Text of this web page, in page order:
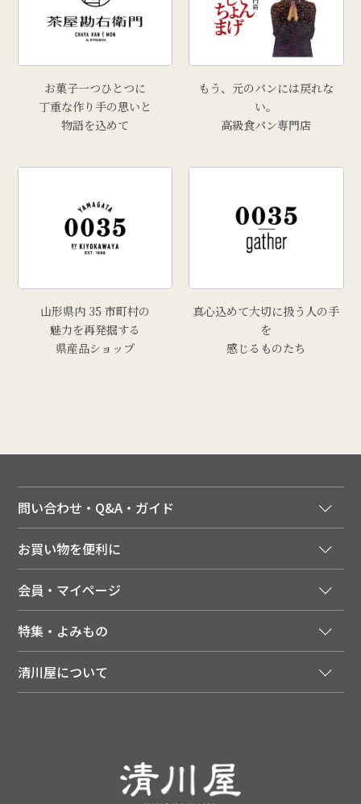
お菓子一つひとつに
丁重な作り手の思いと
物語を込めて
もう、元のパンには戻れな
い。
高級食パン専門店
山形県内 35 市町村の
魅力を再発掘する
県産品ショップ
真心込めて大切に扱う人の手
を
感じるものたち
問い合わせ・Q&A・ガイド
ご利用ガイド
領収書について
送料について
配達日について
返品について
よくあるご質問（FAQ）
あんしんの品質保証について（産直品）
お買い物を便利に
季節のカタログを無料でお届け
店舗・ECポイント共通アプリ
LINEお友だち登録
会員・マイページ
会員特典について
注文履歴
特集・よみもの
メディア掲載商品
清川屋のレビューを見る
清川屋について